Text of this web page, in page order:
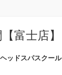
富士店】
ヘッドスパスクール